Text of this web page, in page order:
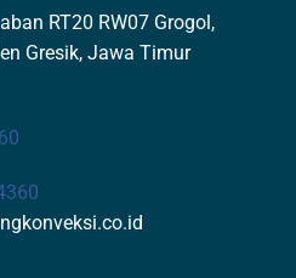
RT20 RW07 Grogol,
Gresik, Jawa Timur